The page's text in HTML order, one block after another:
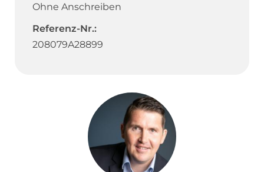
Ohne Anschreiben
Referenz-Nr.:
208079A28899